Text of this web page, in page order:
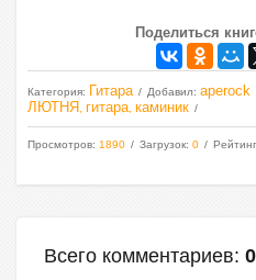
Поделиться
Категория: Гитара Добавил: aperock
ЛЮТНЯ гитара каминик
Просмотров: 1890 Загрузок: 0 Рейтинг
Всего комментариев: 0